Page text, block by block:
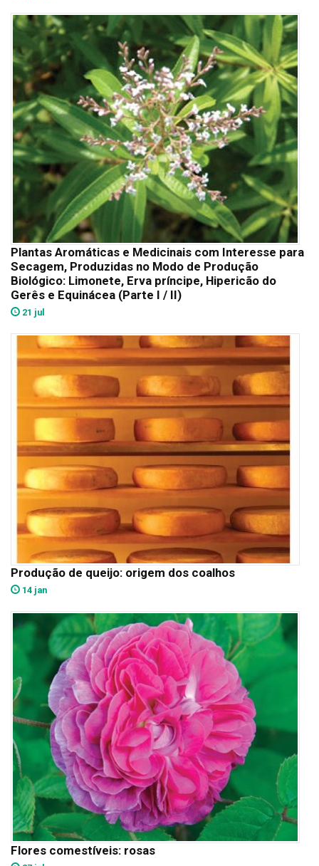
Plantas Aromáticas e Medicinais com Interesse para
Secagem, Produzidas no Modo de Produção
Biológico: Limonete, Erva príncipe, Hipericão do
Gerês e Equinácea (Parte I / II)
21 jul
Produção de queijo: origem dos coalhos
14 jan
Flores comestíveis: rosas